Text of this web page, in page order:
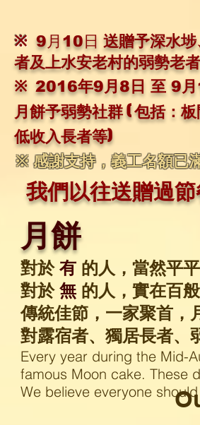
月餅
對於 有 的人，當然平
對於 無 的人，實在百
傳統佳節，一家聚首，
對露宿者、獨居長者、
Every year during the Mid-
famous Moon cake. These
We believe everyone
我們以往送贈過
※ 9月10日 送贈予深水
者及上水安老村的弱勢老者
※ 2016年9月8日 至 9
月餅予弱勢社群 ( 包括：
低收入長者等)
※ 感謝支持，義工名額已